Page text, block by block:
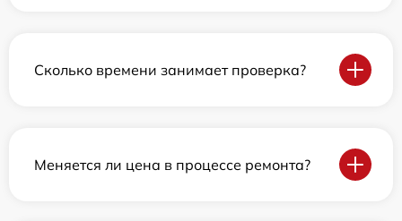
Сколько времени занимает проверка?
Меняется ли цена в процессе ремонта?